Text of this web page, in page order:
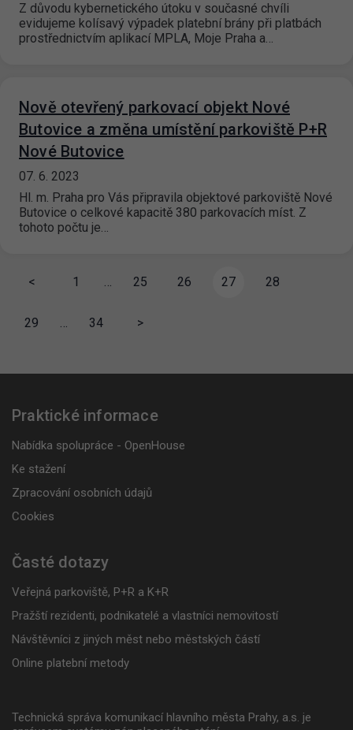
Z důvodu kybernetického útoku v současné chvíli
evidujeme kolísavý výpadek platební brány při platbách
prostřednictvím aplikací MPLA, Moje Praha a…
Nově otevřený parkovací objekt Nové
Butovice a změna umístění parkoviště P+R
Nové Butovice
07. 6. 2023
Hl. m. Praha pro Vás připravila objektové parkoviště Nové
Butovice o celkové kapacitě 380 parkovacích míst. Z
tohoto počtu je…
< 1 … 25 26 27 28
29 … 34 >
Praktické informace
Nabídka spolupráce - OpenHouse
Ke stažení
Zpracování osobních údajů
Cookies
Časté dotazy
Veřejná parkoviště, P+R a K+R
Pražští rezidenti, podnikatelé a vlastníci nemovitostí
Návštěvníci z jiných měst nebo městských částí
Online platební metody
Technická správa komunikací hlavního města Prahy, a.s. je